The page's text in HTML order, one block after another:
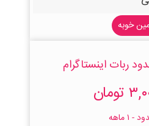
خوبه
ربات اینستاگرام
۱ ماهه